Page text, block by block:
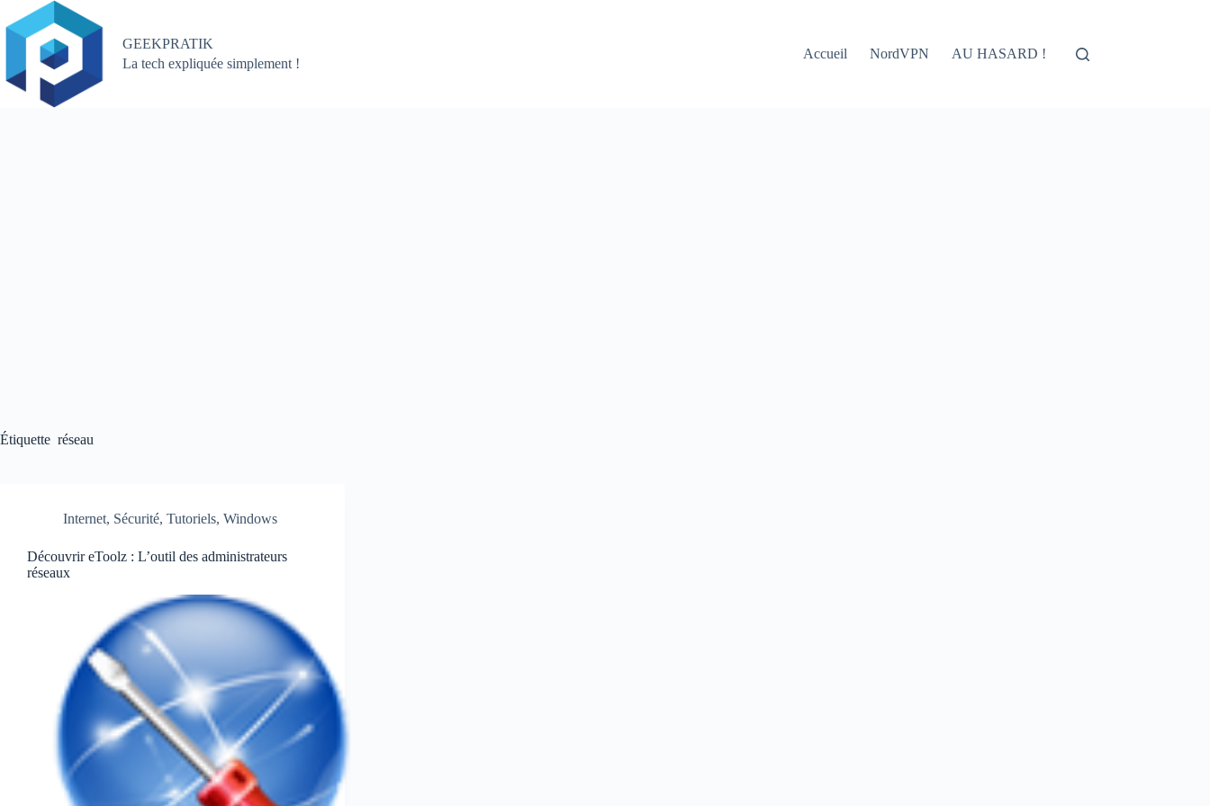
au
contenu
GEEKPRATIK
La tech expliquée simplement !
Accueil NordVPN AU HASARD !
Étiquette réseau
Internet, Sécurité, Tutoriels, Windows
Découvrir eToolz : L’outil des administrateurs
réseaux